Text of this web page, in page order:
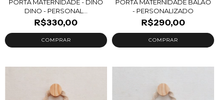
PORTA MATERNIDADE - DINO
DINO - PERSONAL...
R$330,00
PORTA MATERNIDADE BALÃO
- PERSONALIZADO
R$290,00